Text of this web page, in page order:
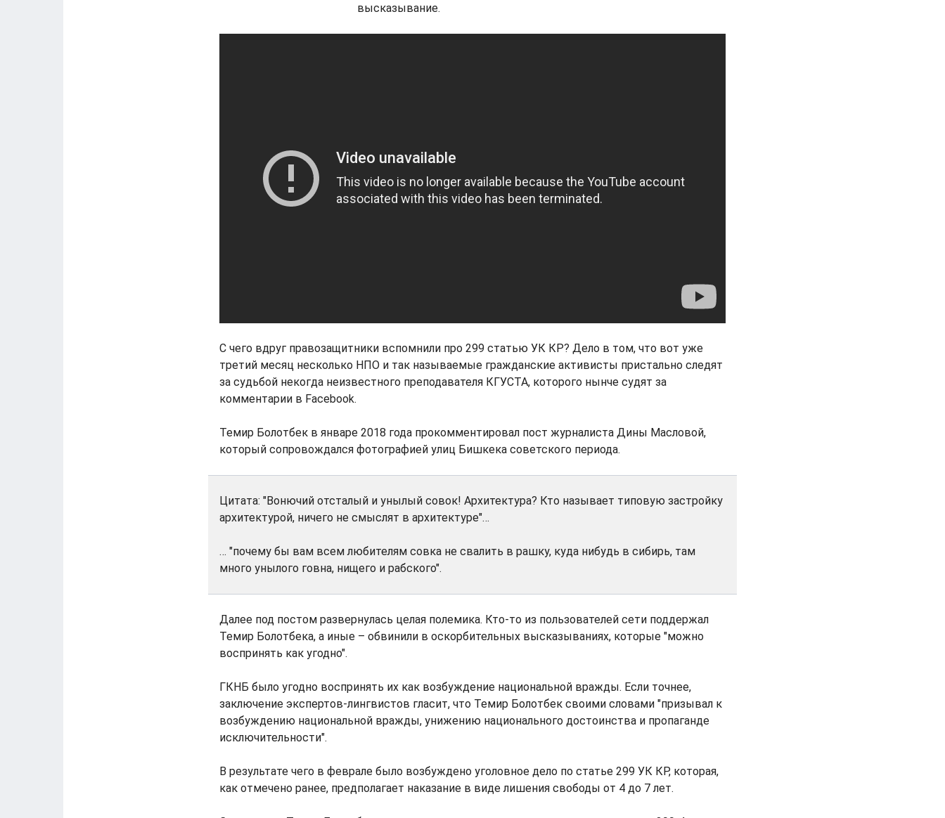
высказывание.
С чего вдруг правозащитники вспомнили про 299 статью УК КР? Дело в том, что вот уже
третий месяц несколько НПО и так называемые гражданские активисты пристально следят
за судьбой некогда неизвестного преподавателя КГУСТА, которого нынче судят за
комментарии в Facebook.
Темир Болотбек в январе 2018 года прокомментировал пост журналиста Дины Масловой,
который сопровождался фотографией улиц Бишкека советского периода.
Цитата: "Вонючий отсталый и унылый совок! Архитектура? Кто называет типовую застройку
архитектурой, ничего не смыслят в архитектуре"…
… "почему бы вам всем любителям совка не свалить в рашку, куда нибудь в сибирь, там
много унылого говна, нищего и рабского".
Далее под постом развернулась целая полемика. Кто-то из пользователей сети поддержал
Темир Болотбека, а иные – обвинили в оскорбительных высказываниях, которые "можно
воспринять как угодно".
ГКНБ было угодно воспринять их как возбуждение национальной вражды. Если точнее,
заключение экспертов-лингвистов гласит, что Темир Болотбек своими словами "призывал к
возбуждению национальной вражды, унижению национального достоинства и пропаганде
исключительности".
В результате чего в феврале было возбуждено уголовное дело по статье 299 УК КР, которая,
как отмечено ранее, предполагает наказание в виде лишения свободы от 4 до 7 лет.